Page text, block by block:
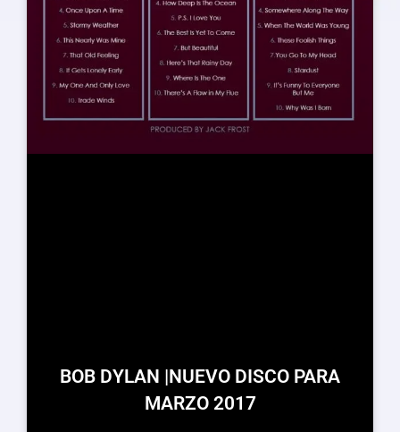
BOB DYLAN |NUEVO DISCO PARA
MARZO 2017